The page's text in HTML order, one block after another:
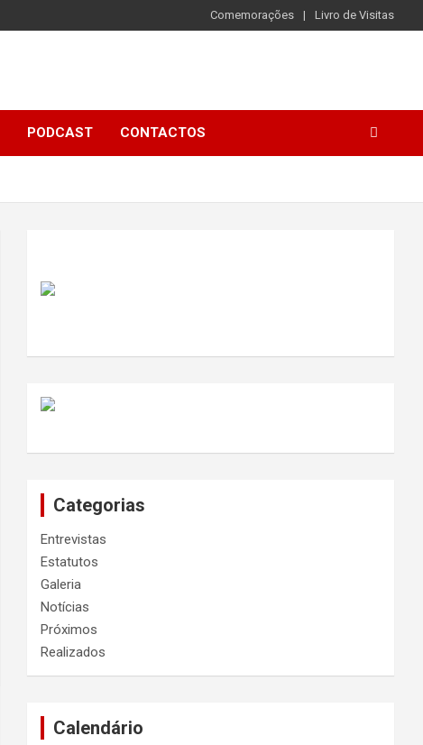
Comemorações Livro de Visitas
PODCAST CONTACTOS
Categorias
Entrevistas
Estatutos
Galeria
Notícias
Próximos
Realizados
Calendário